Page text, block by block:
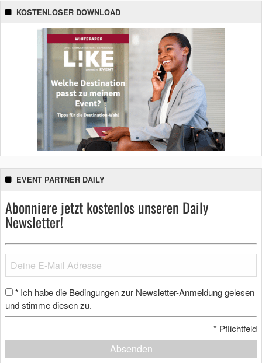
KOSTENLOSER DOWNLOAD
EVENT PARTNER DAILY
Abonniere jetzt kostenlos unseren Daily
Newsletter!
* Ich habe die Bedingungen zur Newsletter-Anmeldung gelesen
und stimme diesen zu.
* Pflichtfeld
Absenden